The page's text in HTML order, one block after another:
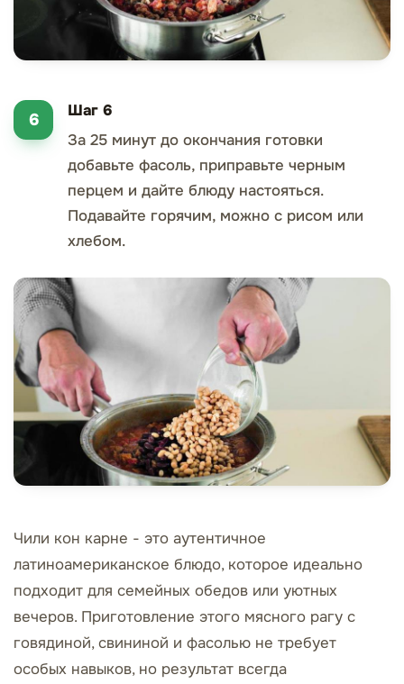
Шаг 6
За 25 минут до окончания готовки
добавьте фасоль, приправьте черным
перцем и дайте блюду настояться.
Подавайте горячим, можно с рисом или
хлебом.
Чили кон карне - это аутентичное
латиноамериканское блюдо, которое идеально
подходит для семейных обедов или уютных
вечеров. Приготовление этого мясного рагу с
говядиной, свининой и фасолью не требует
особых навыков, но результат всегда